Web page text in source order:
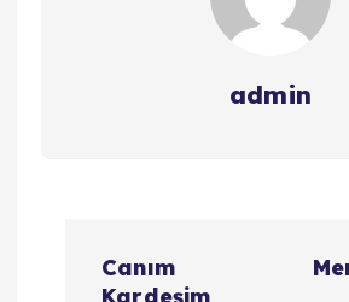
admin
Canım
Kardeşim